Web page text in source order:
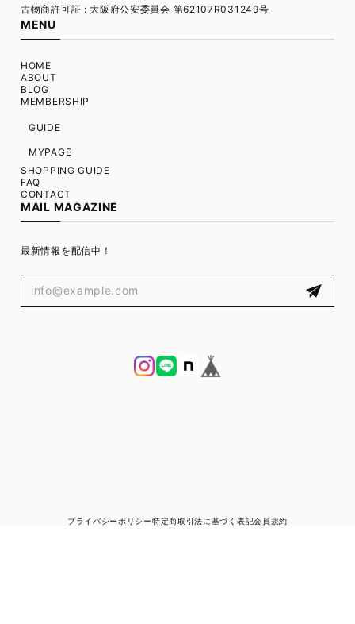
古物商許可証 : 大阪府公安委員会 第62107R031249号
MENU
HOME
ABOUT
BLOG
MEMBERSHIP
GUIDE
MYPAGE
SHOPPING GUIDE
FAQ
CONTACT
MAIL MAGAZINE
最新情報を配信中！
プライバシーポリシー特定商取引法に基づく表記会員規約